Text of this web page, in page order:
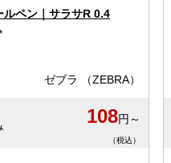
ルペン｜サラサR 0.4
ゼブラ （ZEBRA）
108円～
（税込）